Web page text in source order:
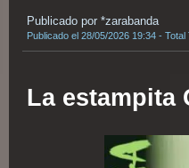
Publicado por *zarabanda
Publicado el 28/05/2026 19:34 -
La estampita